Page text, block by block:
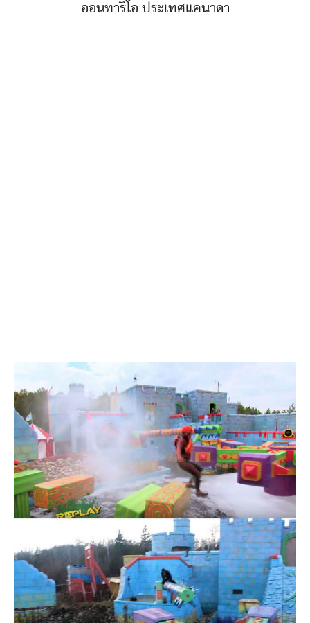
ออนทาริโอ ประเทศแคนาดา